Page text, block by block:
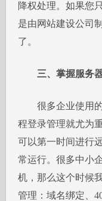
降权处理。如果您
是由网站建设公司
了。
三、掌握服务
很多企业使用的
程登录管理就尤为
可以第一时间进行
常运行。很多中小
机，那么这个时候
管理：域名绑定、